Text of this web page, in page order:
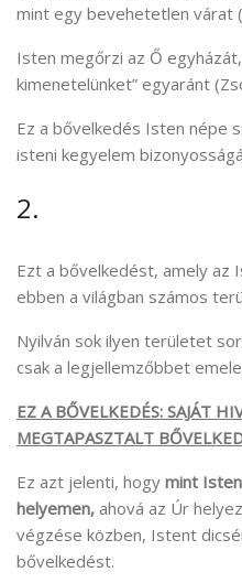
mint egy bevehetetlen várat
Isten megőrzi az Ő
kimenetelünket” egyaránt
Ez a bővelkedés Isten népe
isteni kegyelem
2.
Ezt a bővelkedést, amely az
ebben a világban számos
Nyilván sok ilyen területet
csak a legjellemzőbbet
EZ A BŐVELKEDÉS: SAJÁT
MEGTAPASZTALT
Ez azt jelenti, hogy mint
helyemen, ahová az Úr
végzése közben, Istent
bővelkedést.